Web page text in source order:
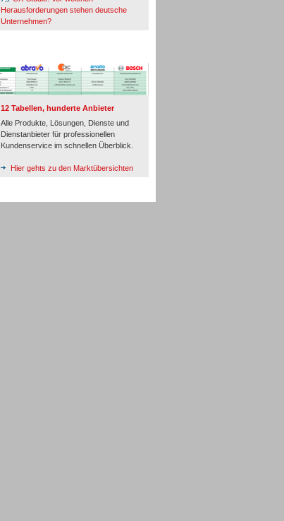
Herausforderungen stehen deutsche
Unternehmen?
12 Tabellen, hunderte Anbieter
Alle Produkte, Lösungen, Dienste und
Dienstanbieter für professionellen
Kundenservice im schnellen Überblick.
Hier gehts zu den Marktübersichten